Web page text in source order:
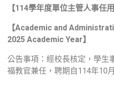
【114學年度單位主管人事任
【Academic and
2025 Academic Year】
公告事項：經校長核定，學生
福教官兼任，聘期自114年10